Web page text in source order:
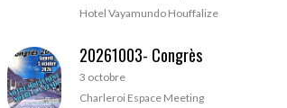
Hotel Vayamundo Houffalize
20261003- Congrès
3 octobre
Charleroi Espace Meeting